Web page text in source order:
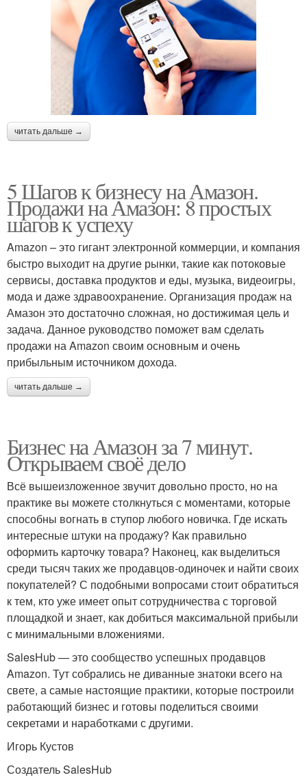
читать дальше →
5 Шагов к бизнесу на Амазон.
Продажи на Амазон: 8 простых
шагов к успеху
Amazon – это гигант электронной коммерции, и компания
быстро выходит на другие рынки, такие как потоковые
сервисы, доставка продуктов и еды, музыка, видеоигры,
мода и даже здравоохранение. Организация продаж на
Амазон это достаточно сложная, но достижимая цель и
задача. Данное руководство поможет вам сделать
продажи на Amazon своим основным и очень
прибыльным источником дохода.
читать дальше →
Бизнес на Амазон за 7 минут.
Открываем своё дело
Всё вышеизложенное звучит довольно просто, но на
практике вы можете столкнуться с моментами, которые
способны вогнать в ступор любого новичка. Где искать
интересные штуки на продажу? Как правильно
оформить карточку товара? Наконец, как выделиться
среди тысяч таких же продавцов-одиночек и найти своих
покупателей? С подобными вопросами стоит обратиться
к тем, кто уже имеет опыт сотрудничества с торговой
площадкой и знает, как добиться максимальной прибыли
с минимальными вложениями.
SalesHub — это сообщество успешных продавцов
Amazon. Тут собрались не диванные знатоки всего на
свете, а самые настоящие практики, которые построили
работающий бизнес и готовы поделиться своими
секретами и наработками с другими.
Игорь Кустов
Создатель SalesHub